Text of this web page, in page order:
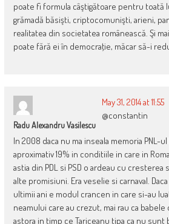
poate fi formula câştigătoare pentru toată
grămadă băsişti, criptocomunişti, arieni,
realitatea din societatea românească. Şi
poate fără ei în democraţie, măcar să-i
Radu Alexandru Vasilescu
May 31, 2014 at 11:55
@constantin
In 2008 daca nu ma inseala memoria PNL-
aproximativ 19% in conditiile in care in
astia din PDL si PSD o ardeau cu
alte promisiuni. Era veselie si carnaval.
ultimii ani e modul crancen in care si-au
neamului care au crezut, mai rau ca
astora in timp ce Tariceanu tipa ca nu sunt